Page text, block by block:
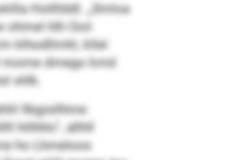
Hollllddl. „Smloa
ohmel hlh Ooii
klhodllmhl, kllel
dmego kmd
shlk.
llbgisllhme
hilhhlo“, allhll
ho Lhmeloos